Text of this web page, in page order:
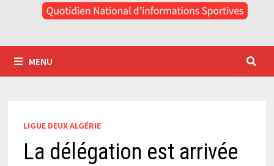
MENU
LIGUE DEUX ALGÉRIE
La délégation est arrivée